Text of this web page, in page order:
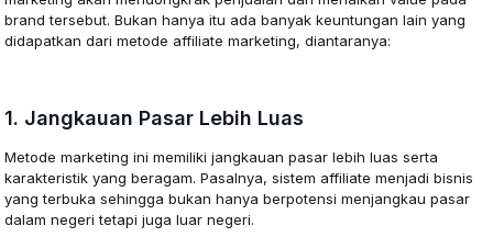
brand tersebut. Bukan hanya itu ada banyak keuntungan lain yang
didapatkan dari metode affiliate marketing, diantaranya:
1. Jangkauan Pasar Lebih Luas
Metode marketing ini memiliki jangkauan pasar lebih luas serta
karakteristik yang beragam. Pasalnya, sistem affiliate menjadi bisnis
yang terbuka sehingga bukan hanya berpotensi menjangkau pasar
dalam negeri tetapi juga luar negeri.